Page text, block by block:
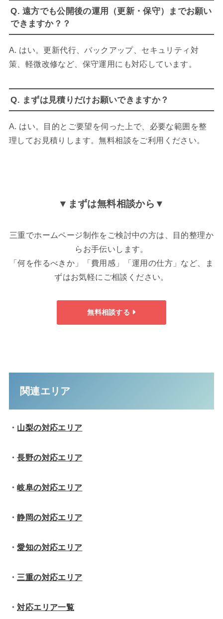
Q. 遠方でも公開後の運用（更新・保守）までお願い
できますか？？
A. はい。更新代行、バックアップ、セキュリティ対
策、軽微改修など、保守運用にも対応しています。
Q. まずは見積りだけお願いできますか？
A. はい。目的とご要望を伺った上で、必要な範囲を整
理してお見積りします。無料相談をご利用ください。
▼まずは無料相談から▼
三重でホームページ制作をご検討中の方は、目的整理か
らお手伝いします。
「何を作るべきか」「費用感」「運用の仕方」など、ま
ずはお気軽にご相談ください。
無料相談する
関連エリア
・ 山梨の対応エリア
・長野の対応エリア
・岐阜の対応エリア
・静岡の対応エリア
・愛知の対応エリア
・ 三重の対応エリア
・対応エリア一覧